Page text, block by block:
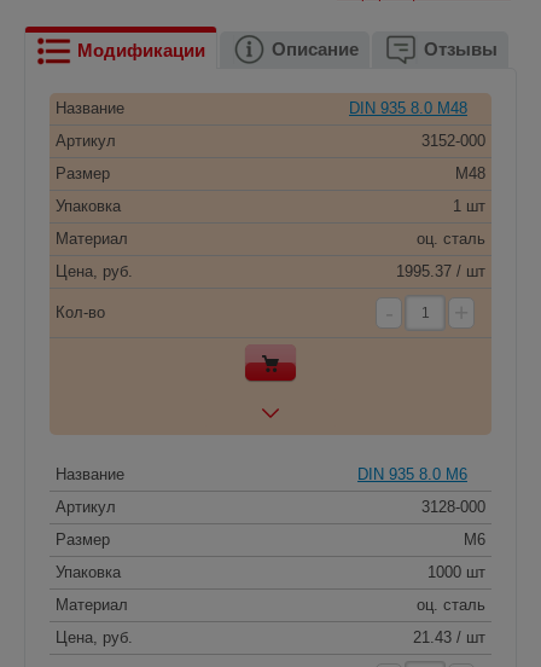
Модификации Описание Отзывы
Название
DIN 935 8.0 M48
Артикул
3152-000
Размер
M48
Упаковка
1 шт
Материал
оц. сталь
Цена, руб.
1995.37 / шт
Кол-во
Название
DIN 935 8.0 M6
Артикул
3128-000
Размер
M6
Упаковка
1000 шт
Материал
оц. сталь
Цена, руб.
21.43 / шт